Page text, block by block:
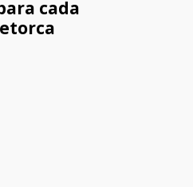
cada